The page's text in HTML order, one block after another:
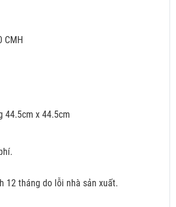
CMH
44.5cm x 44.5cm
12 tháng do lỗi nhà sản xuất.